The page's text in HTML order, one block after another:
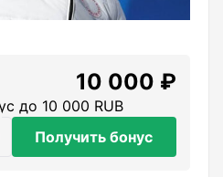
10 000 ₽
до 10 000 RUB
Получить бонус